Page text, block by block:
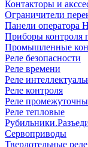
Контакторы и
Ограничители
Панели оператора
Приборы контроля
Промышленные
Реле безопасности
Реле времени
Реле
Реле контроля
Реле
Реле тепловые
Сервоприводы
Твердотельные реле